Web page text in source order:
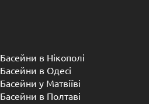
Басейни в Нікополі
Басейни в Одесі
Басейни у Матвіїві
Басейни в Полтаві